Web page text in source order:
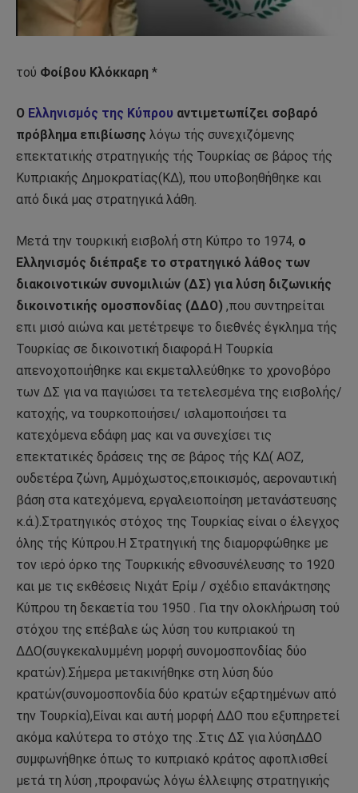
τού Φοίβου Κλόκκαρη *
Ο Ελληνισμός της Κύπρου αντιμετωπίζει σοβαρό
πρόβλημα επιβίωσης λόγω τής συνεχιζόμενης
επεκτατικής στρατηγικής τής Τουρκίας σε βάρος τής
Κυπριακής Δημοκρατίας(ΚΔ), που υποβοηθήθηκε και
από δικά μας στρατηγικά λάθη.
Μετά την τουρκική εισβολή στη Κύπρο το 1974, ο
Ελληνισμός διέπραξε το στρατηγικό λάθος των
διακοινοτικών συνομιλιών (ΔΣ) για λύση διζωνικής
δικοινοτικής ομοσπονδίας (ΔΔΟ) ,που συντηρείται
επι μισό αιώνα και μετέτρεψε το διεθνές έγκλημα τής
Τουρκίας σε δικοινοτική διαφορά.Η Τουρκία
απενοχοποιήθηκε και εκμεταλλεύθηκε το χρονοβόρο
των ΔΣ για να παγιώσει τα τετελεσμένα της εισβολής/
κατοχής, να τουρκοποιήσει/ ισλαμοποιήσει τα
κατεχόμενα εδάφη μας και να συνεχίσει τις
επεκτατικές δράσεις της σε βάρος τής ΚΔ( ΑΟΖ,
ουδετέρα ζώνη, Αμμόχωστος,εποικισμός, αεροναυτική
βάση στα κατεχόμενα, εργαλειοποίηση μετανάστευσης
κ.ά.).Στρατηγικός στόχος της Τουρκίας είναι ο έλεγχος
όλης τής Κύπρου.Η Στρατηγική της διαμορφώθηκε με
τον ιερό όρκο της Τουρκικής εθνοσυνέλευσης το 1920
και με τις εκθέσεις Νιχάτ Ερίμ / σχέδιο επανάκτησης
Κύπρου τη δεκαετία του 1950 . Για την ολοκλήρωση τού
στόχου της επέβαλε ώς λύση του κυπριακού τη
ΔΔΟ(συγκεκαλυμμένη μορφή συνομοσπονδίας δύο
κρατών).Σήμερα μετακινήθηκε στη λύση δύο
κρατών(συνομοσπονδία δύο κρατών εξαρτημένων από
την Τουρκία),Είναι και αυτή μορφή ΔΔΟ που εξυπηρετεί
ακόμα καλύτερα το στόχο της .Στις ΔΣ για λύσηΔΔΟ
συμφωνήθηκε όπως το κυπριακό κράτος αφοπλισθεί
μετά τη λύση ,προφανώς λόγω έλλειψης στρατηγικής